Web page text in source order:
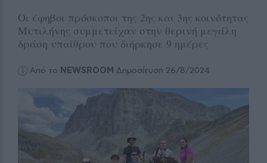
Οι έφηβοι πρόσκοποι της 2ης και 3ης κοινότητας
Μυτιλήνης συμμετείχαν στην θερινή μεγάλη
δράση υπαίθρου που διήρκησε 9 ημέρες
Από το NEWSROOM Δημοσίευση 26/8/2024